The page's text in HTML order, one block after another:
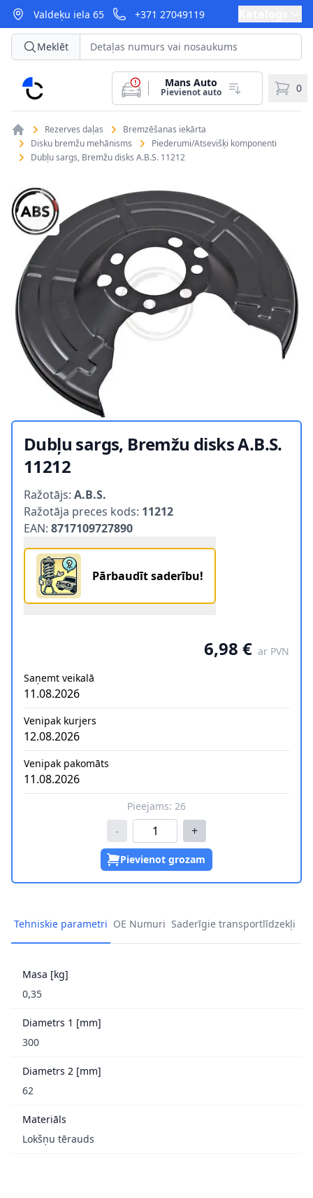
Valdeķu iela 65 +371 27049119
CarParts
Meklēt
Mans Auto
Pievienot auto 0
Rezerves daļas
Bremzēšanas iekārta
Disku bremžu mehānisms
Piederumi/Atsevišķi komponenti
Dubļu sargs, Bremžu disks A.B.S. 11212
Dubļu sargs, Bremžu disks A.B.S.
11212
Product information
Ražotājs: A.B.S.
Ražotāja preces kods: 11212
EAN: 8717109727890
Pārbaudīt saderību!
6,98 € ar PVN
Saņemt veikalā
11.08.2026
Venipak kurjers
12.08.2026
Venipak pakomāts
11.08.2026
Pieejams: 26
- +
Pievienot grozam
Tehniskie parametri OE Numuri Saderīgie transportlīdzekļi
Masa [kg]
0,35
Diametrs 1 [mm]
300
Diametrs 2 [mm]
62
Materiāls
Lokšņu tērauds